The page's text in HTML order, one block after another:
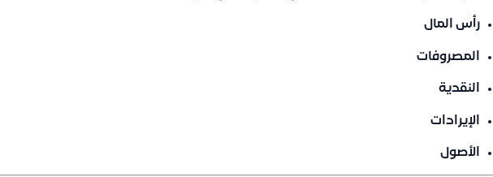
رأس المال
المصروفات
النقدية
الإيرادات
الأصول